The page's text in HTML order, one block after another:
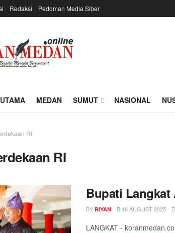
Redaksi Pedoman Media Siber
MEDAN SUMUT NASIONAL
RI
RI
Bupati Langkat
BY RIYAN 18 AUGUST 2025
LANGKAT -